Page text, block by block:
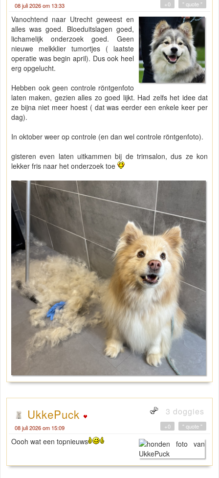
08 juli 2026 om 13:33 " quote "
+0
Vanochtend naar Utrecht geweest en
alles was goed. Bloeduitslagen goed,
lichamelijk onderzoek goed. Geen
nieuwe melkklier tumortjes ( laatste
operatie was begin april). Dus ook heel
erg opgelucht.
Hebben ook geen controle röntgenfoto
laten maken, gezien alles zo goed lijkt. Had zelfs het idee dat
ze bijna niet meer hoest ( dat was eerder een enkele keer per
dag).
In oktober weer op controle (en dan wel controle röntgenfoto).
gisteren even laten uitkammen bij de trimsalon, dus ze kon
lekker fris naar het onderzoek toe
UkkePuck 3 doggies
08 juli 2026 om 15:09 " quote "
+0
Oooh wat een topnieuws